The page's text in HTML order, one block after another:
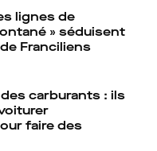
lignes de
» séduisent
Franciliens
carburants : ils
faire des